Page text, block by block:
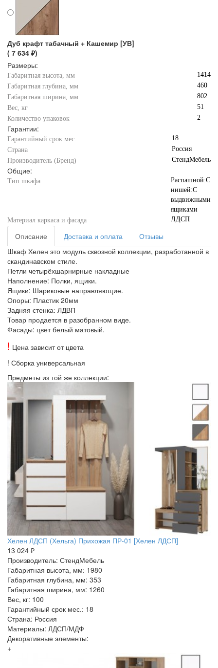
Дуб крафт табачный + Кашемир [УВ]
( 7 634 ₽)
Размеры:
Габаритная высота, мм
1414
Габаритная глубина, мм
460
Габаритная ширина, мм
802
Вес, кг
51
Количество упаковок
2
Гарантии:
Гарантийный срок мес.
18
Страна
Россия
Производитель (Бренд)
СтендМебель
Общие:
Тип шкафа
Распашной:С
нишей:С
выдвижными
ящиками
Материал каркаса и фасада
ЛДСП
Описание Доставка и оплата
Отзывы
Шкаф Хелен это модуль сквозной коллекции, разработанной в
скандинавском стиле.
Петли четырёхшарнирные накладные
Наполнение: Полки, ящики.
Ящики: Шариковые направляющие.
Опоры: Пластик 20мм
Задняя стенка: ЛДВП
Товар продается в разобранном виде.
Фасады: цвет белый матовый.
! Цена зависит от цвета
! Сборка универсальная
Предметы из той же коллекции:
Хелен ЛДСП (Хельга) Прихожая ПР-01 [Хелен ЛДСП]
13 024 ₽
Производитель: СтендМебель
Габаритная высота, мм: 1980
Габаритная глубина, мм: 353
Габаритная ширина, мм: 1260
Вес, кг: 100
Гарантийный срок мес.: 18
Страна: Россия
Материалы: ЛДСП/МДФ
Декоративные элементы:
+